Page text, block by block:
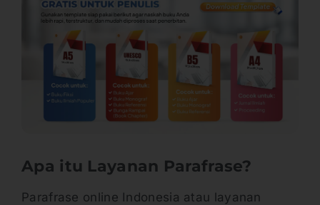
Apa itu Layanan Parafrase?
Parafrase online Indonesia atau layanan